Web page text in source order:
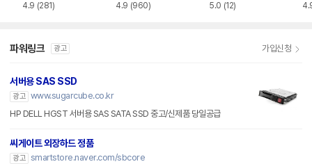
4.9 (281) 4.9 (960) 5.0 (12)
파워링크 광고 가입신청
서버용 SAS SSD
광고 www.sugarcube.co.kr
HP DELL HGST 서버용 SAS SATA SSD 중고/신제품 당일공급
씨게이트 외장하드 정품
광고 smartstore.naver.com/sbcore